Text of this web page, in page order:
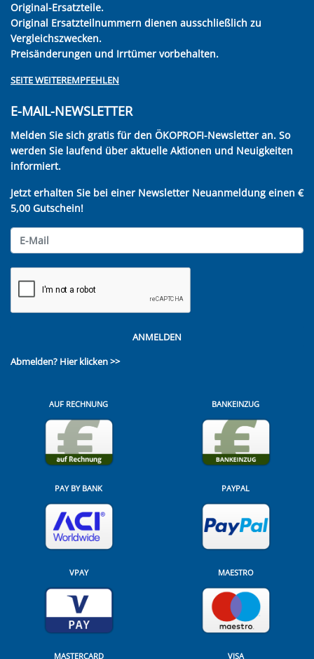
Original-Ersatzteile.
Original Ersatzteilnummern dienen ausschließlich zu
Vergleichszwecken.
Preisänderungen und Irrtümer vorbehalten.
SEITE WEITEREMPFEHLEN
E-MAIL-NEWSLETTER
Melden Sie sich gratis für den ÖKOPROFI-Newsletter an. So
werden Sie laufend über aktuelle Aktionen und Neuigkeiten
informiert.
Jetzt erhalten Sie bei einer Newsletter Neuanmeldung einen €
5,00 Gutschein!
ANMELDEN
Abmelden? Hier klicken >>
AUF RECHNUNG BANKEINZUG
PAY BY BANK PAYPAL
VPAY MAESTRO
MASTERCARD VISA